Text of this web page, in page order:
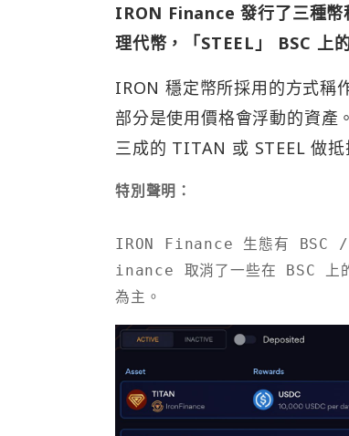
IRON Finance 發行了三種
理代幣，「STEEL」 BSC 上
IRON 穩定幣所採用的方式稱
部分是使用價格會浮動的資產
三成的 TITAN 或 STEEL 做
特別聲明：
IRON Finance 生態有 BSC /
inance 取消了一些在 BSC 上
為主。